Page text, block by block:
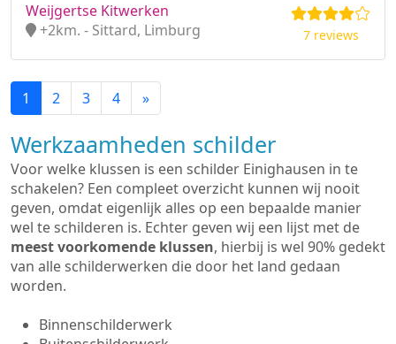
Weijgertse Kitwerken
+2km. - Sittard, Limburg
7 reviews
1 2 3 4 »
Werkzaamheden schilder
Voor welke klussen is een schilder Einighausen in te
schakelen? Een compleet overzicht kunnen wij nooit
geven, omdat eigenlijk alles op een bepaalde manier
wel te schilderen is. Echter geven wij een lijst met de
meest voorkomende klussen, hierbij is wel 90% gedekt
van alle schilderwerken die door het land gedaan
worden.
Binnenschilderwerk